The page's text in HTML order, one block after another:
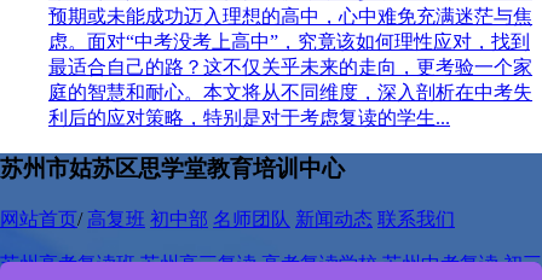
预期或未能成功迈入理想的高中，心中难免充满迷茫与焦
虑。面对“中考没考上高中”，究竟该如何理性应对，找到
最适合自己的路？这不仅关乎未来的走向，更考验一个家
庭的智慧和耐心。本文将从不同维度，深入剖析在中考失
利后的应对策略，特别是对于考虑复读的学生...
苏州市姑苏区思学堂教育培训中心
网站首页/高复班 初中部 名师团队 新闻动态 联系我们
苏州高考复读班 苏州高三复读 高考复读学校 苏州中考复读 初三